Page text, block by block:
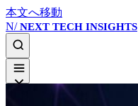
本文へ移動
N/ NEXT TECH INSIGHTS